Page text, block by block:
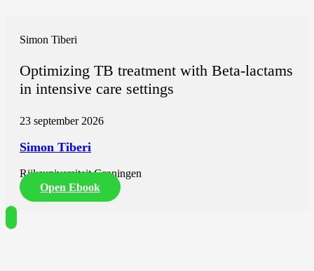
Simon Tiberi
Optimizing TB treatment with Beta-lactams
in intensive care settings
23 september 2026
Simon Tiberi
Rijksuniversiteit Groningen
Open Ebook